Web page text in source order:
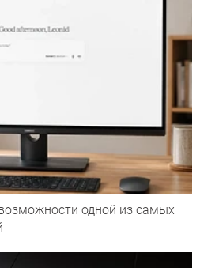
одной из самых